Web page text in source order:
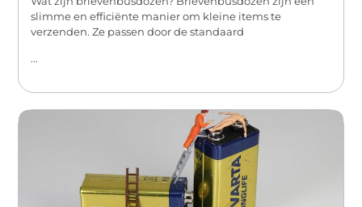
slimme en efficiënte manier om kleine items te
verzenden. Ze passen door de standaard
...